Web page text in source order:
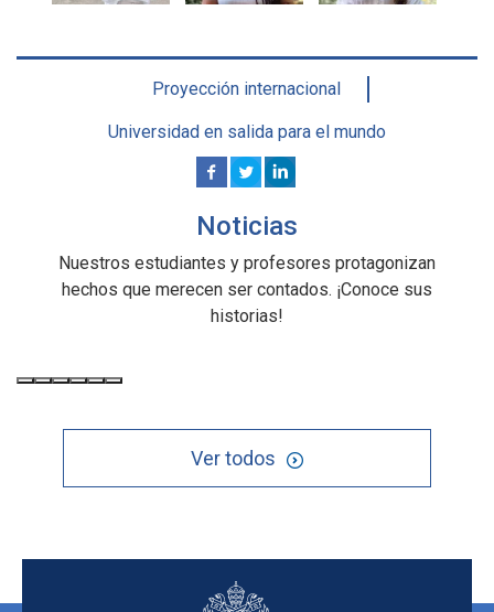
Proyección internacional
Universidad en salida para el mundo
Noticias
Nuestros estudiantes y profesores protagonizan
hechos que merecen ser contados. ¡Conoce sus
historias!
Ver todos